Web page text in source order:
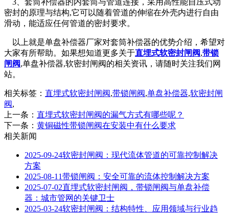
密封的原理与结构,它可以随着管道的伸缩在外壳内进行自由
滑动，能适应任何管道的密封要求。
以上就是单盘补偿器厂家对套筒补偿器的优势介绍，希望对
大家有所帮助。如果想知道更多关于直埋式软密封闸阀,带锁
闸阀,单盘补偿器,软密封闸阀的相关资讯，请随时关注我们网
站。
相关标签： 直埋式软密封闸阀,带锁闸阀,单盘补偿器,软密封闸
阀,
上一条： 直埋式软密封闸阀的漏气方式有哪些呢？
下一条： 黄铜磁性带锁闸阀在安装中有什么要求
相关新闻
2025-09-24软密封闸阀：现代流体管道的可靠控制解决
方案
2025-08-11带锁闸阀：安全可靠的流体控制解决方案
2025-07-02直埋式软密封闸阀，带锁闸阀与单盘补偿
器：城市管网的关键卫士
2025-03-24软密封闸阀：结构特性、应用领域与行业趋